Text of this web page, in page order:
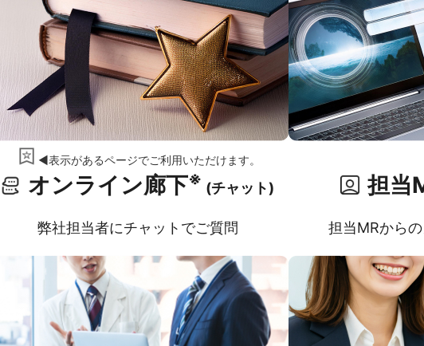
◀表示があるページでご利用いただけます。
オンライン廊下※ (チャット)
弊社担当者にチャットでご質問
担当
担当MRから